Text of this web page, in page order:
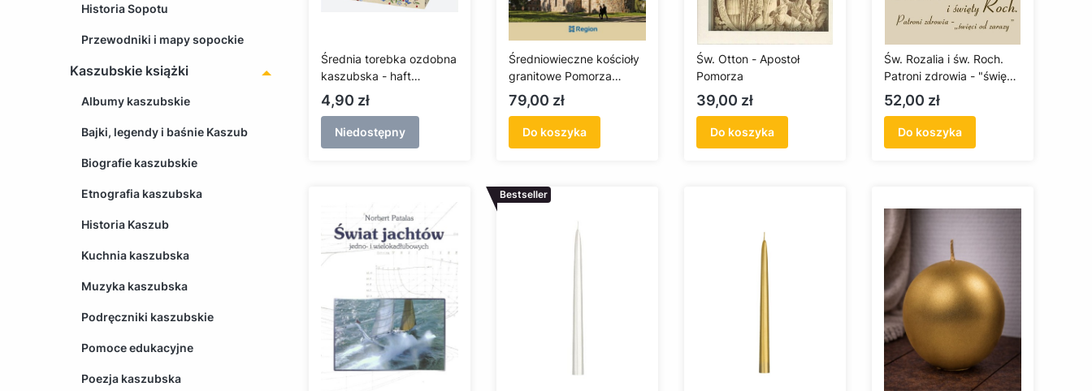
Historia Sopotu
Przewodniki i mapy sopockie
Kaszubskie książki
Albumy kaszubskie
Bajki, legendy i baśnie Kaszub
Biografie kaszubskie
Etnografia kaszubska
Historia Kaszub
Kuchnia kaszubska
Muzyka kaszubska
Podręczniki kaszubskie
Pomoce edukacyjne
Poezja kaszubska
Średnia torebka ozdobna
kaszubska - haft
żukowski
Cena
4,90 zł
Niedostępny
Średniowieczne kościoły
granitowe Pomorza
Szczecińskiego i Nowej
Marchii
Cena
79,00 zł
Do koszyka
Św. Otton - Apostoł
Pomorza
Cena
39,00 zł
Do koszyka
Św. Rozalia i św. Roch.
Patroni zdrowia - "święci
od zarazy"
Cena
52,00 zł
Do koszyka
Bestseller